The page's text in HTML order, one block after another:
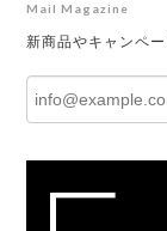
Mail Magazine
新商品やキャンペ